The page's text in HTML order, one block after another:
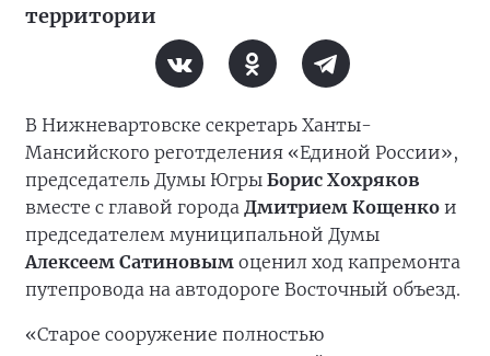
территории
В Нижневартовске секретарь Ханты-
Мансийского реготделения «Единой России»,
председатель Думы Югры Борис Хохряков
вместе с главой города Дмитрием Кощенко и
председателем муниципальной Думы
Алексеем Сатиновым оценил ход капремонта
путепровода на автодороге Восточный объезд.
«Старое сооружение полностью